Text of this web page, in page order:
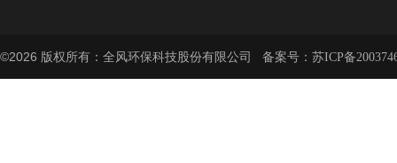
©2026 版权所有：全风环保科技股份有限公司 备案号： 苏ICP备